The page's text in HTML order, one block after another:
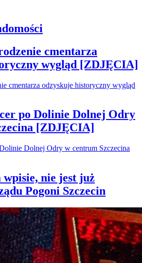
cmentarza
wygląd [ZDJĘCIA]
po Dolinie Dolnej Odry
[ZDJĘCIA]
nie jest już
Pogoni Szczecin